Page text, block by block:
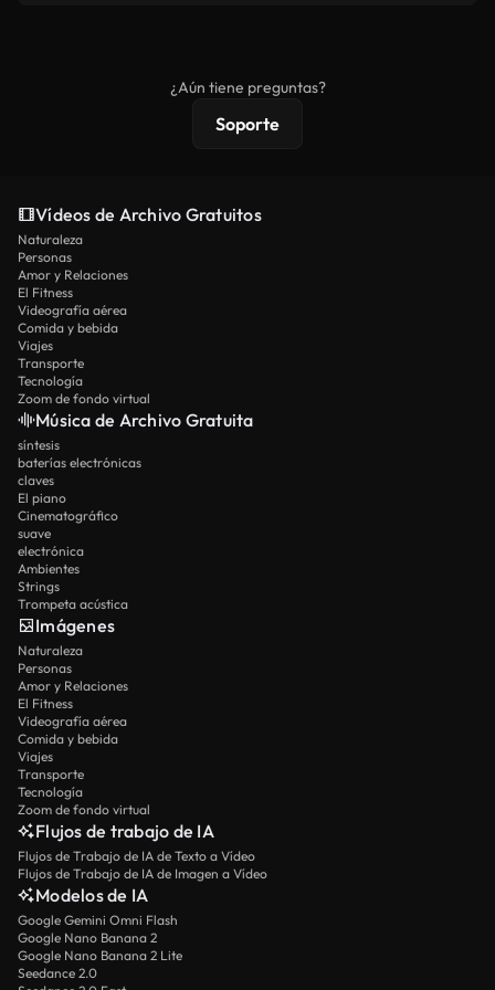
protecciones de licencia extendidas.
¿Aún tiene preguntas?
Soporte
Vídeos de Archivo Gratuitos
Naturaleza
Personas
Amor y Relaciones
El Fitness
Videografía aérea
Comida y bebida
Viajes
Transporte
Tecnología
Zoom de fondo virtual
Música de Archivo Gratuita
síntesis
baterías electrónicas
claves
El piano
Cinematográfico
suave
electrónica
Ambientes
Strings
Trompeta acústica
Imágenes
Naturaleza
Personas
Amor y Relaciones
El Fitness
Videografía aérea
Comida y bebida
Viajes
Transporte
Tecnología
Zoom de fondo virtual
Flujos de trabajo de IA
Flujos de Trabajo de IA de Texto a Vídeo
Flujos de Trabajo de IA de Imagen a Vídeo
Modelos de IA
Google Gemini Omni Flash
Google Nano Banana 2
Google Nano Banana 2 Lite
Seedance 2.0